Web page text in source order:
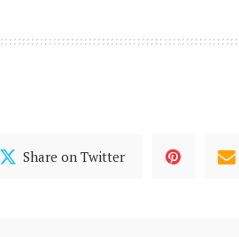
Share on Twitter